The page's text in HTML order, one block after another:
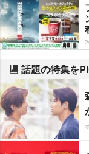
話題の特集を